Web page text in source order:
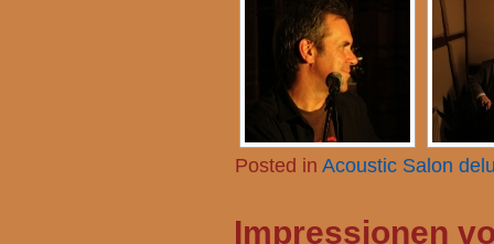
Posted in Acoustic Salon
Impressionen